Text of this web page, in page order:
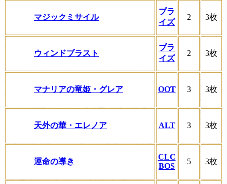
マジックミサイル
プラ
イズ
2 3枚
ウィンドブラスト
プラ
イズ
2 3枚
マナリアの竜姫・グレア OOT 3 3枚
天外の華・エレノア ALT 3 3枚
運命の導き
CLC
BOS
5 3枚